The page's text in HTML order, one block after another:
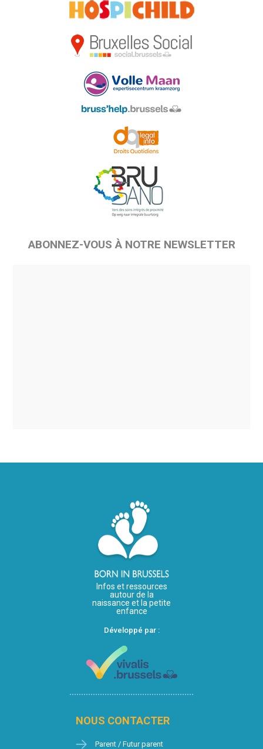
ABONNEZ-VOUS À NOTRE NEWSLETTER
Infos et ressources
autour de la
naissance et la petite
enfance
Développé par :
NOUS CONTACTER
Parent / Futur parent